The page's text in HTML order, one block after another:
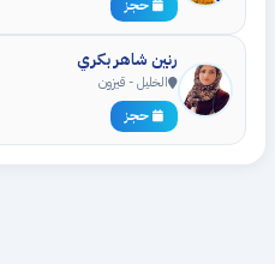
حجز
رنين شاهر بكري
الخليل - قيزون
حجز